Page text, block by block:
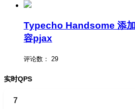
Typecho Handsome 添
容pjax
评论数： 29
实时QPS
7